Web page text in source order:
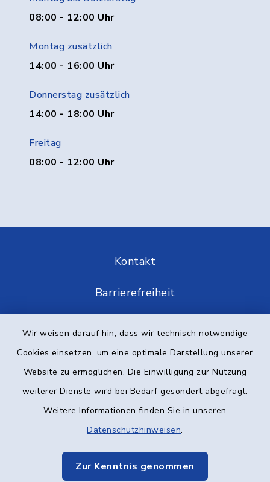
Wir weisen darauf hin, dass wir technisch notwendige
Cookies einsetzen, um eine optimale Darstellung unserer
Website zu ermöglichen. Die Einwilligung zur Nutzung
weiterer Dienste wird bei Bedarf gesondert abgefragt.
Weitere Informationen finden Sie in unseren
Datenschutzhinweisen.
Zur Kenntnis genommen
08:00 - 12:00 Uhr
Montag zusätzlich
14:00 - 16:00 Uhr
Donnerstag zusätzlich
14:00 - 18:00 Uhr
Freitag
08:00 - 12:00 Uhr
Kontakt
Barrierefreiheit
Impressum
Elektronische Kommunikation
Sitemap
Cookie-Einstellungen